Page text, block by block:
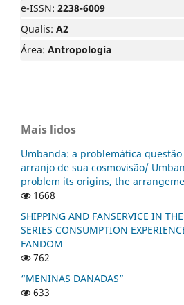
e-ISSN: 2238-6009
Qualis: A2
Área: Antropologia
Mais lidos
Umbanda: a problemática
arranjo de sua cosmovisão/
problem its origins, the
1668
SHIPPING AND FANSERVICE IN
SERIES CONSUMPTION
FANDOM
762
“MENINAS DANADAS”
633